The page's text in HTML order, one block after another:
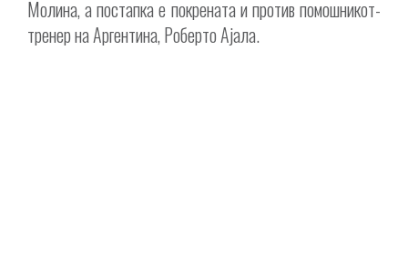
Молина, а постапка е покрената и против помошникот-
тренер на Аргентина, Роберто Ајала.